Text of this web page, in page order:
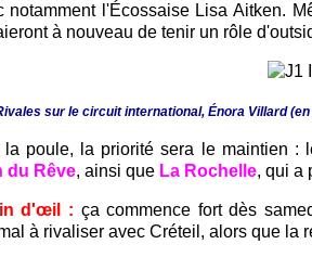
notamment l'Écossaise Lisa Aitken.
à nouveau de tenir un rôle
sur le circuit international, Énora Villard
poule, la priorité sera le maintien :
du Rêve, ainsi que La Rochelle, qui a
d'œil : ça commence fort dès
à rivaliser avec Créteil, alors que